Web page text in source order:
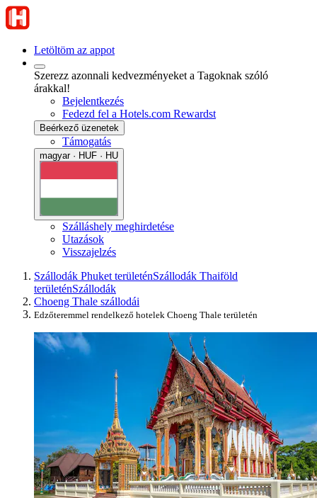
Letöltöm az appot
Szerezz azonnali kedvezményeket a Tagoknak szóló
árakkal!
Bejelentkezés
Fedezd fel a Hotels.com Rewardst
Beérkező üzenetek
Támogatás
magyar · HUF · HU
Szálláshely meghirdetése
Utazások
Visszajelzés
Szállodák Phuket területénSzállodák Thaiföld
területénSzállodák
Choeng Thale szállodái
Edzőteremmel rendelkező hotelek Choeng Thale területén